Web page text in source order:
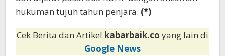
hukuman tujuh tahun penjara. (*)
Cek Berita dan Artikel kabarbaik.co yang lain di
Google News